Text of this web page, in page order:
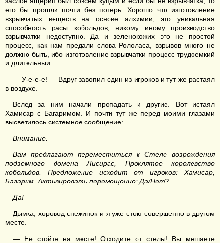
его бы прошли почти без потерь. Хорошо что изготовление
взрывчатых веществ на основе алхимии, это уникальная
способность расы кобольдов, никому иному производство
взрывчатки недоступно. Да и зеленокожих это не простой
процесс, как нам предали слова Рололаса, взрывов много не
должно быть, ибо изготовление взрывчатки процесс трудоемкий
и длительный.
— У-е-е-е! — Вдруг завопил один из игроков и тут же растаял
в воздухе.
Вслед за ним начали пропадать и другие. Вот истаял
Хамисар с Багаримом. И почти тут же перед моими глазами
высветилось системное сообщение:
Внимание.
Вам предлагают переместиться к Стеле возрождения
подземного домена Лисирас, Проклятое королевство
кобольдов. Предложение исходит от игроков: Хамисар,
Багарим. Активировать перемещение: Да/Нет?
Да!
Дымка, хоровод снежинок и я уже стою совершенно в другом
месте.
— Не стойте на месте! Отходите от стелы! Вы мешаете